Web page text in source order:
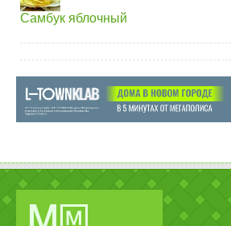
Самбук яблочный